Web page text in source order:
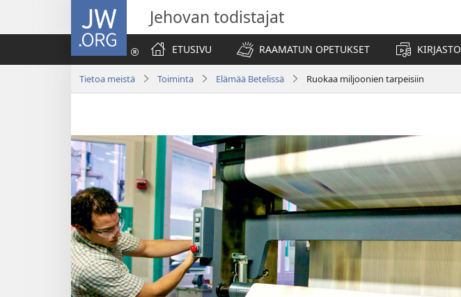
JW.ORG Jehovan todistajat
ETUSIVU
RAAMATUN OPETUKSET KIRJASTO
Tietoa meistä Toiminta Elämää Betelissä Ruokaa miljoonien tarpeisiin